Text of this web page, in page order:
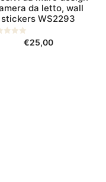
da letto, wall
stickers WS2293
€25,00